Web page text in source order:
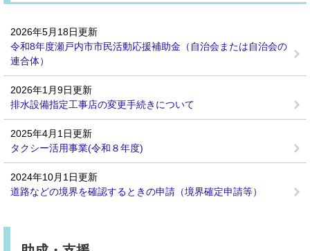
2026年5月18日更新
令和8年度瀬戸内市市民活動応援補助金（自治会または自治会の
連合体）
2026年1月9日更新
排水設備指定工事店の変更手続きについて
2025年4月1日更新
タクシー活用事業(令和８年度)
2024年10月1日更新
道路などの境界を確認するときの申請（境界確定申請等）